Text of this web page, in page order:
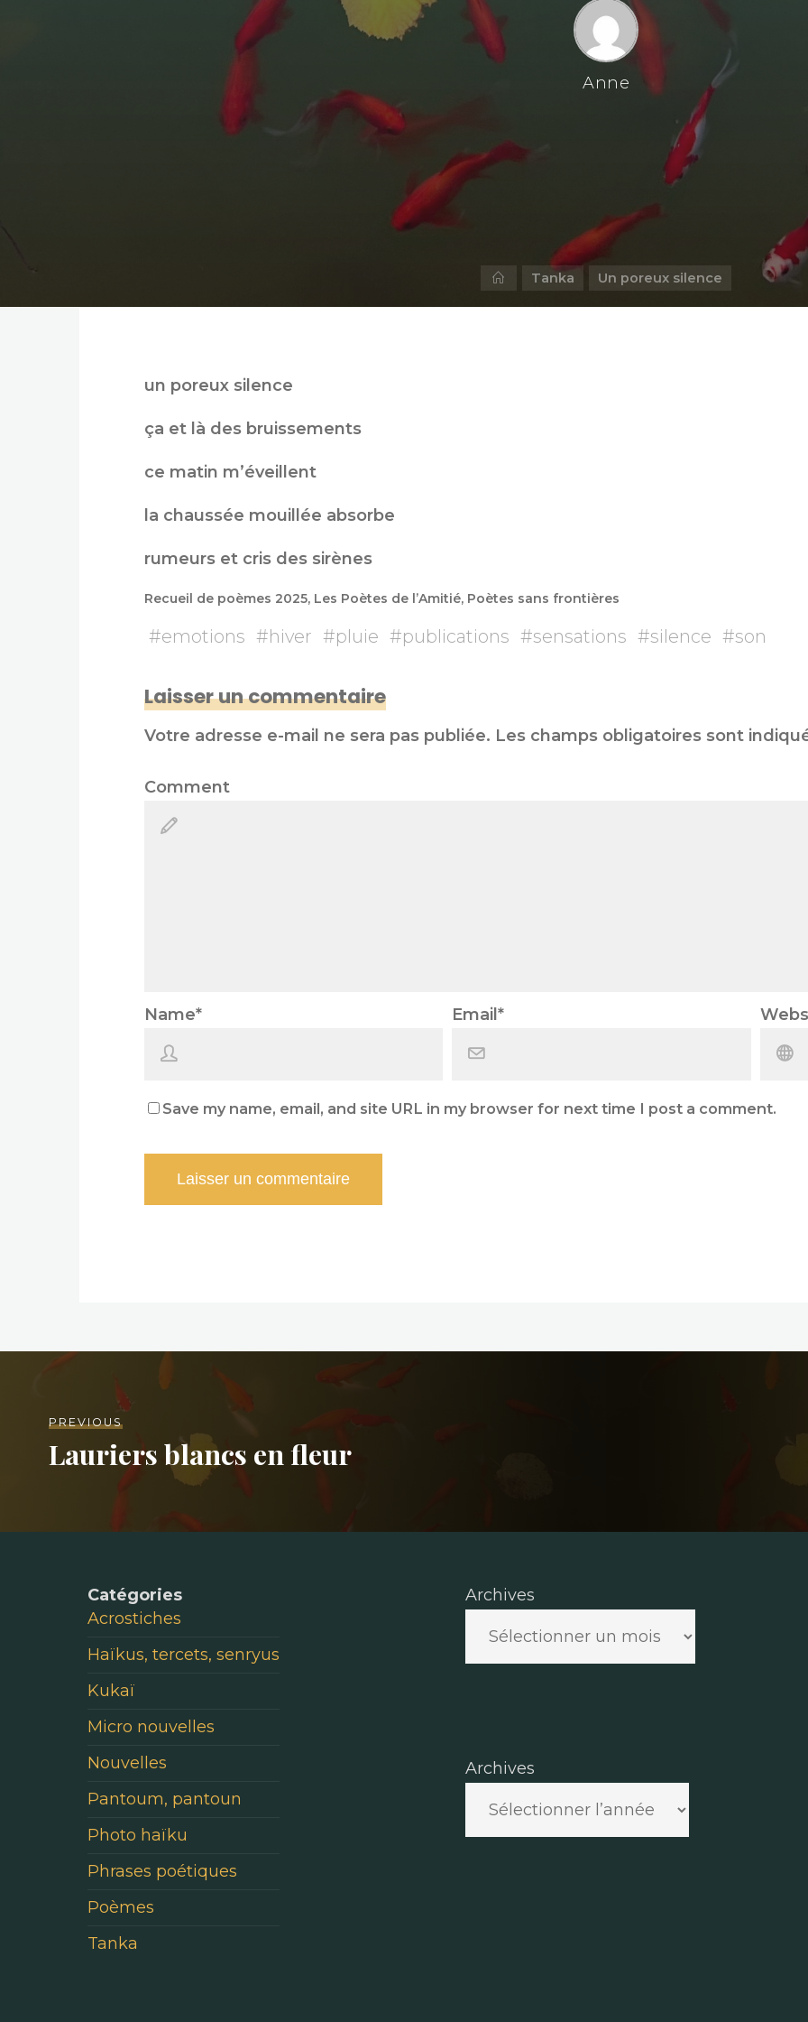
Anne
HomeTanka Un poreux silence
un poreux silence
ça et là des bruissements
ce matin m’éveillent
la chaussée mouillée absorbe
rumeurs et cris des sirènes
Recueil de poèmes 2025, Les Poètes de l’Amitié, Poètes sans frontières
#emotions #hiver #pluie #publications #sensations #silence #son
Laisser un commentaire
Votre adresse e-mail ne sera pas publiée. Les champs obligatoires sont
Comment
Name* Email*
Save my name, email, and site URL in my browser for next time I post a comment.
PREVIOUS
Lauriers blancs en fleur
Catégories
Acrostiches
Haïkus, tercets, senryus
Kukaï
Micro nouvelles
Nouvelles
Pantoum, pantoun
Photo haïku
Phrases poétiques
Poèmes
Tanka
Archives
Archives